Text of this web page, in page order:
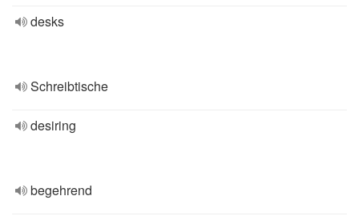
desks
Schreibtische
desiring
begehrend